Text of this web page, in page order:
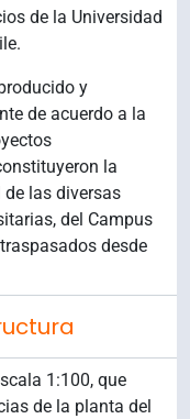
de la Universidad
y
de acuerdo a la
la
las diversas
del Campus
desde
1:100, que
de la planta del